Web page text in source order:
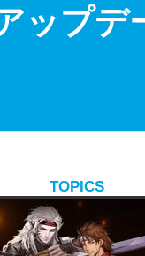
ップデ
TOPICS